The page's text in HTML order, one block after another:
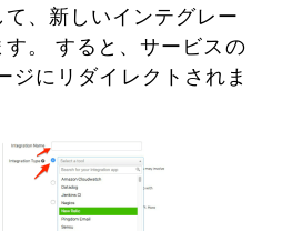
、新しいインテグレー
。 すると、サービスの
にリダイレクトされま